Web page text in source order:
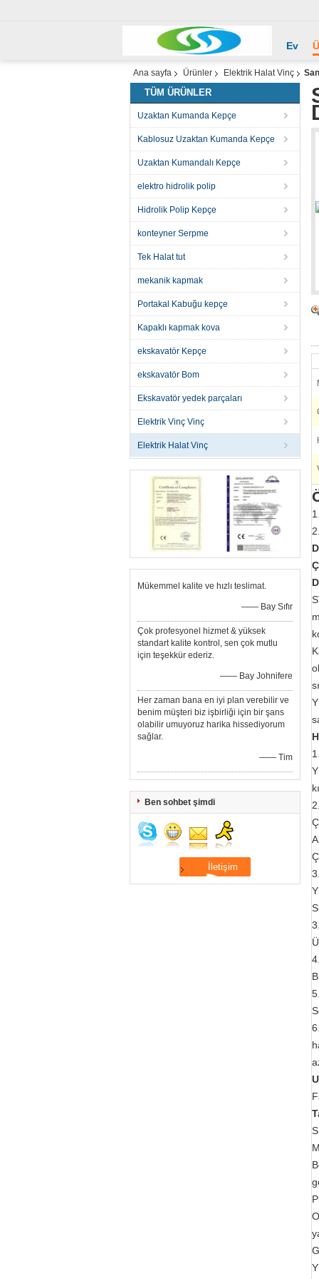
Ev
Ana sayfa Ürünler Elektrik Halat Vinç
TÜM ÜRÜNLER
Uzaktan Kumanda Kepçe
Kablosuz Uzaktan Kumanda Kepçe
Uzaktan Kumandalı Kepçe
elektro hidrolik polip
Hidrolik Polip Kepçe
konteyner Serpme
Tek Halat tut
mekanik kapmak
Portakal Kabuğu kepçe
Kapaklı kapmak kova
ekskavatör Kepçe
ekskavatör Bom
Ekskavatör yedek parçaları
Elektrik Vinç Vinç
Elektrik Halat Vinç
Mükemmel kalite ve hızlı teslimat.
—— Bay Sıfır
Çok profesyonel hizmet & yüksek
standart kalite kontrol, sen çok mutlu
için teşekkür ederiz.
—— Bay Johnifere
Her zaman bana en iyi plan verebilir ve
benim müşteri biz işbirliği için bir şans
olabilir umuyoruz harika hissediyorum
sağlar.
—— Tim
Ben sohbet şimdi